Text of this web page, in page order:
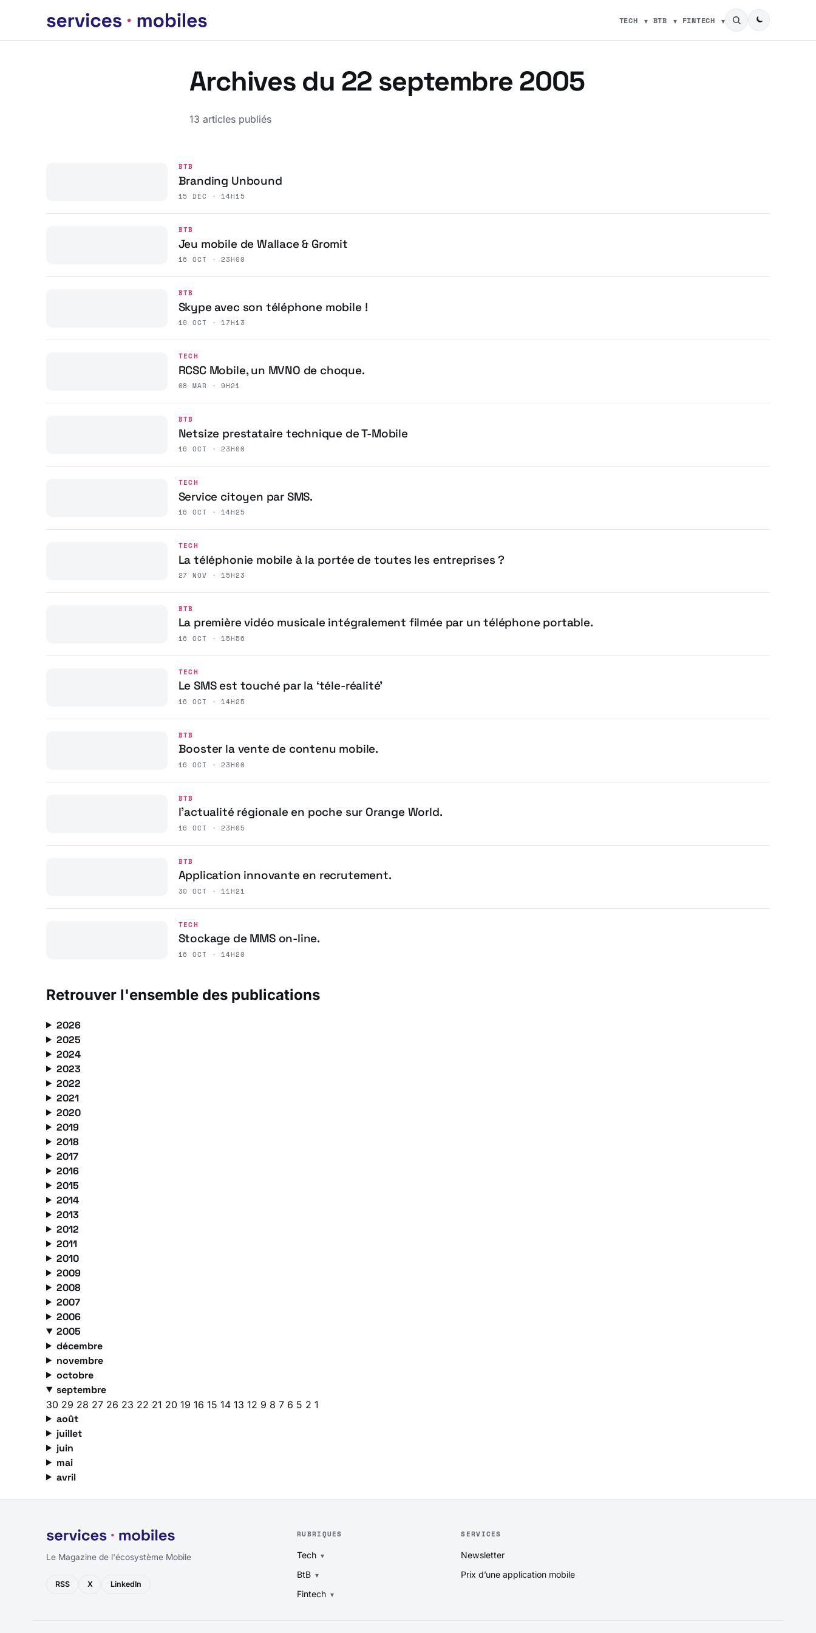
TECH BTB FINTECH
Archives du 22 septembre 2005
13 articles publiés
BTB
Branding Unbound
15 DÉC · 14H15
BTB
Jeu mobile de Wallace & Gromit
16 OCT · 23H00
BTB
Skype avec son téléphone mobile !
19 OCT · 17H13
TECH
RCSC Mobile, un MVNO de choque.
08 MAR · 9H21
BTB
Netsize prestataire technique de T-Mobile
16 OCT · 23H00
TECH
Service citoyen par SMS.
16 OCT · 14H25
TECH
La téléphonie mobile à la portée de toutes les entreprises ?
27 NOV · 15H23
BTB
La première vidéo musicale intégralement filmée par un téléphone portable.
16 OCT · 15H56
TECH
Le SMS est touché par la ‘téle-réalité’
16 OCT · 14H25
BTB
Booster la vente de contenu mobile.
16 OCT · 23H00
BTB
l’actualité régionale en poche sur Orange World.
16 OCT · 23H05
BTB
Application innovante en recrutement.
30 OCT · 11H21
TECH
Stockage de MMS on-line.
16 OCT · 14H20
Retrouver l'ensemble des publications
2026
2025
2024
2023
2022
2021
2020
2019
2018
2017
2016
2015
2014
2013
2012
2011
2010
2009
2008
2007
2006
2005
décembre
novembre
octobre
septembre
30 29 28 27 26 23 22 21 20 19 16 15 14 13 12 9 8 7 6 5 2 1
août
juillet
juin
mai
avril
Le Magazine de l'écosystème Mobile
RSS X LinkedIn
RUBRIQUES
Tech
BtB
Fintech
SERVICES
Newsletter
Prix d’une application mobile